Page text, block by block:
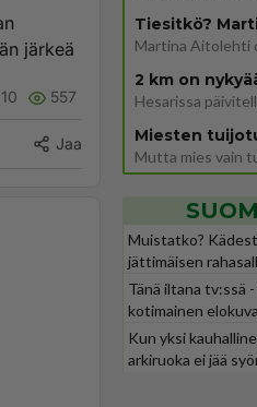
järkeä
10 557
Jaa Miesten
Muistatko?
jättimäisen
Tänä iltana tv:ssä
kotimainen elokuva
Kun yksi
arkiruoka ei jää